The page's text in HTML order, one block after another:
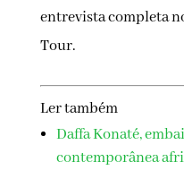
entrevista completa
Tour.
Ler também
Daffa Konaté,
contemporânea